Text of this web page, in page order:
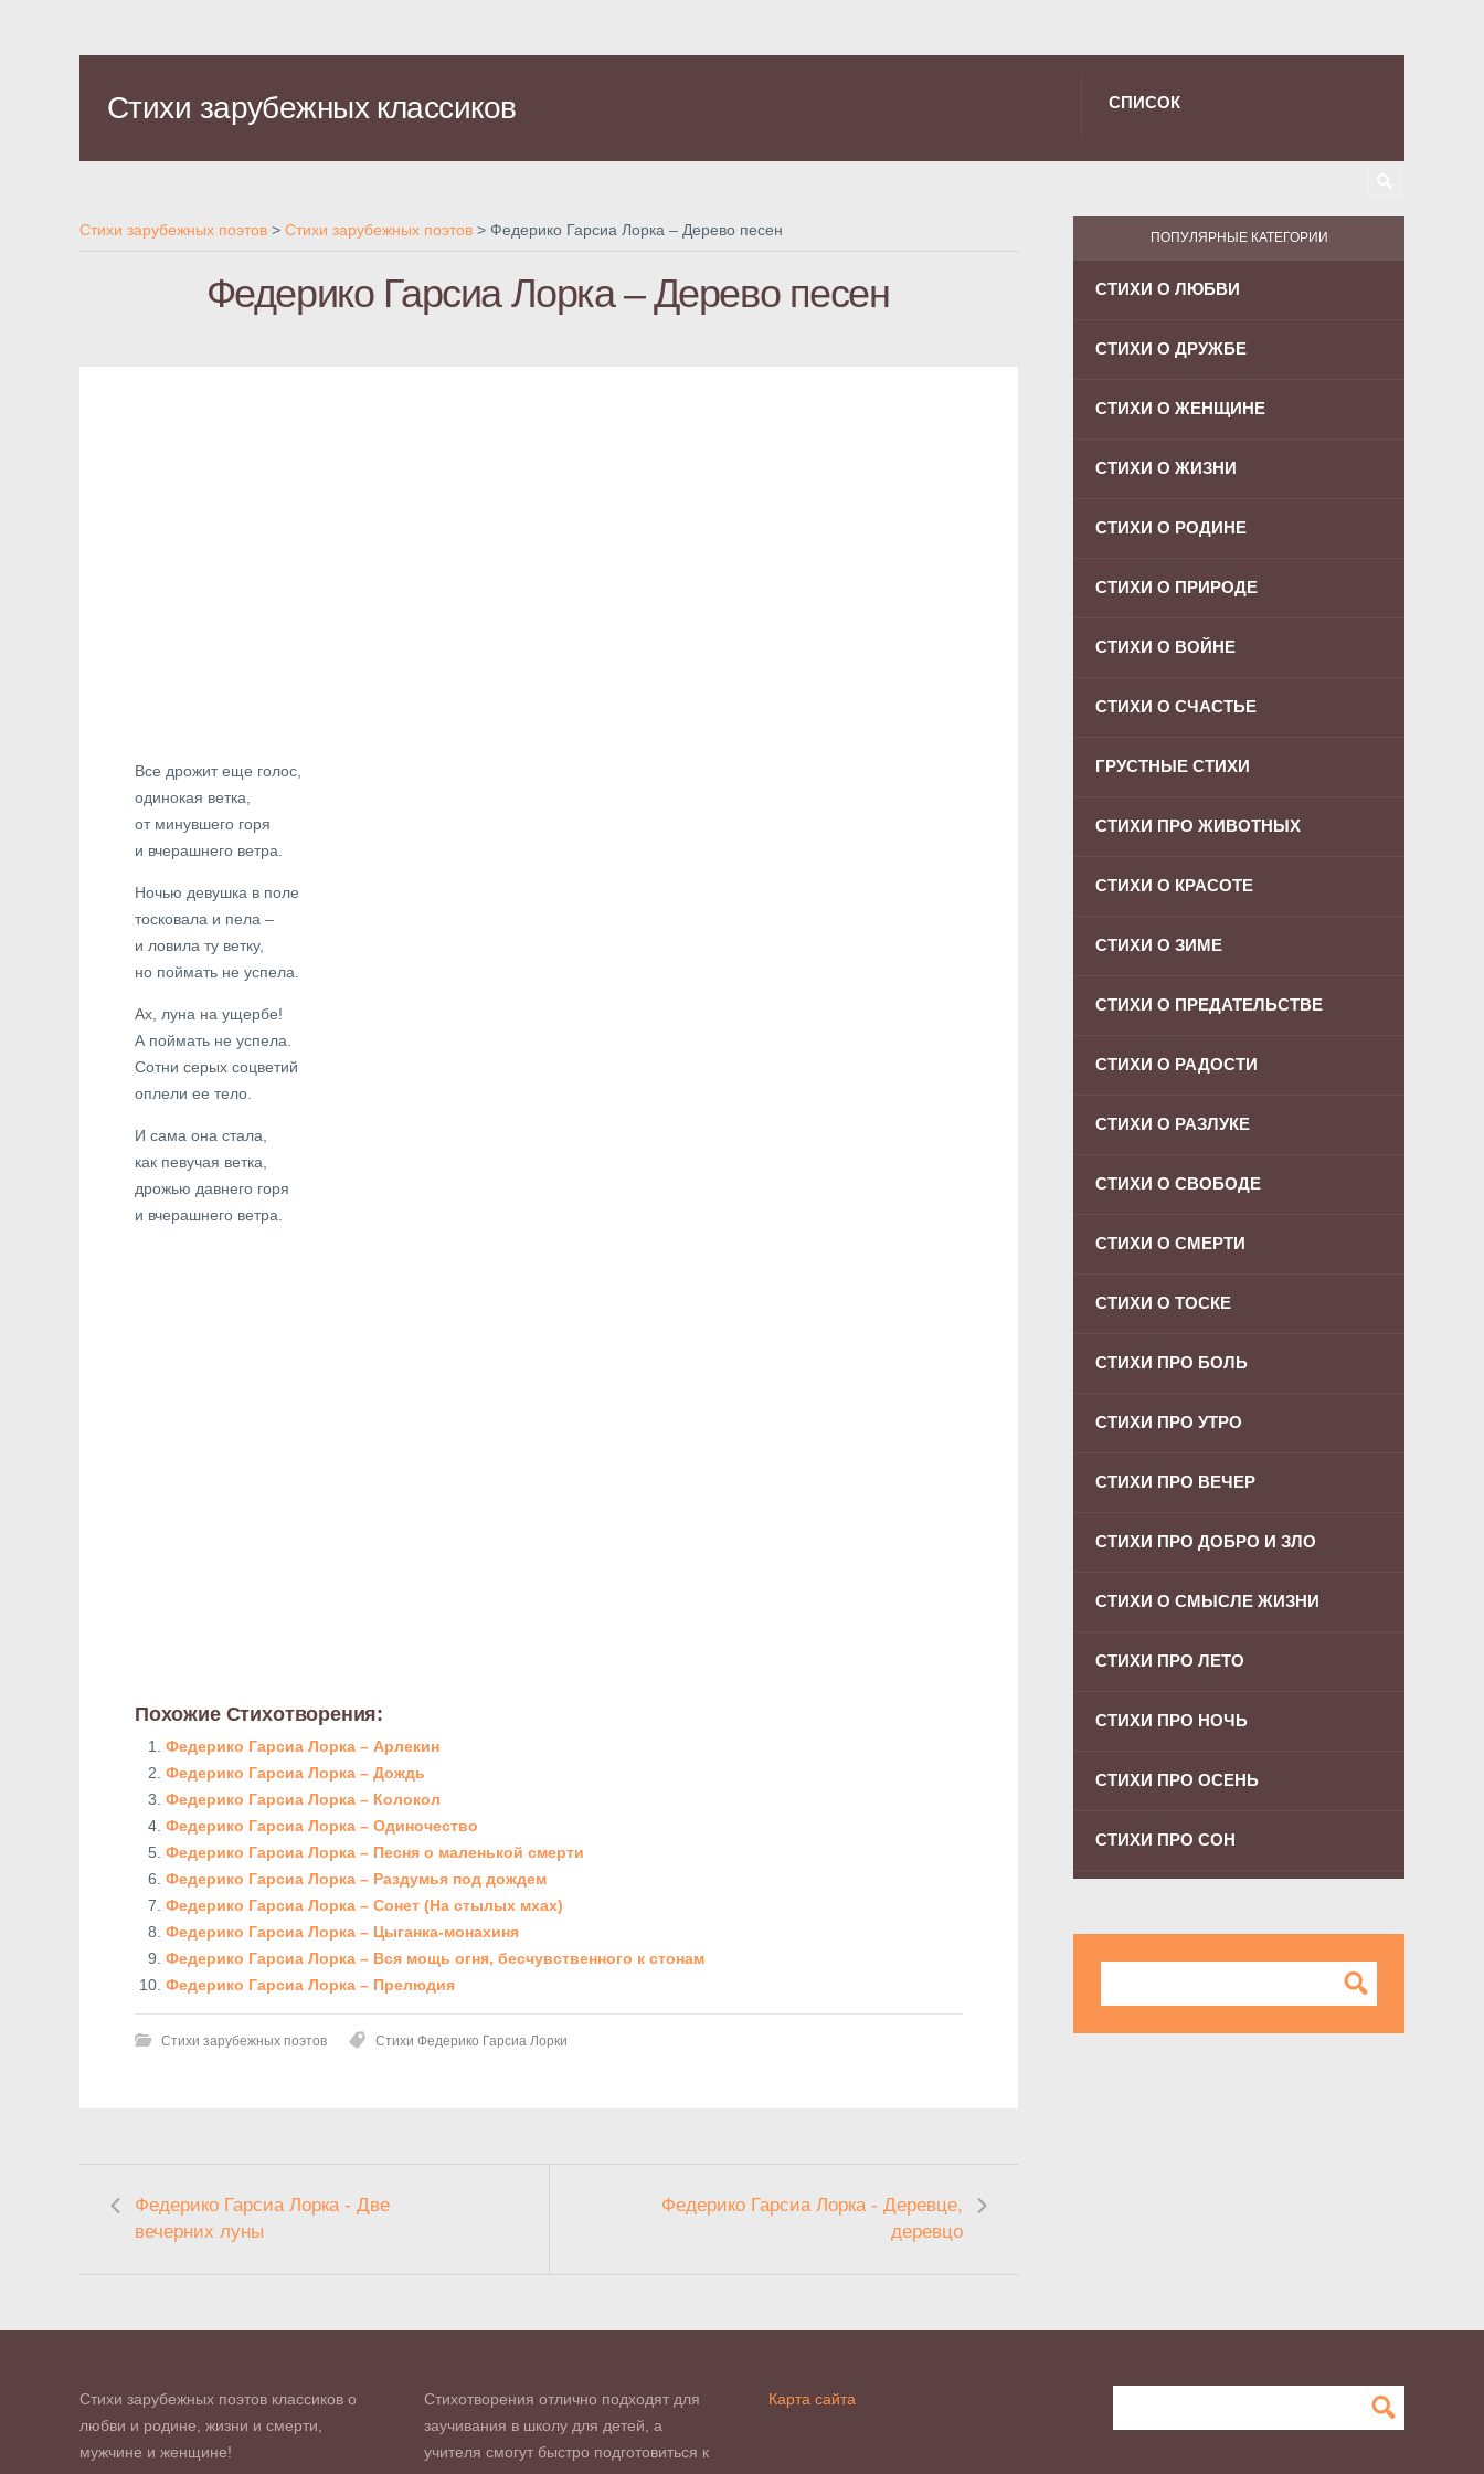
Стихи зарубежных классиков СПИСОК
Стихи зарубежных поэтов > Стихи зарубежных поэтов > Федерико Гарсиа Лорка – Дерево песен
Федерико Гарсиа Лорка – Дерево песен
Все дрожит еще голос,
одинокая ветка,
от минувшего горя
и вчерашнего ветра.
Ночью девушка в поле
тосковала и пела –
и ловила ту ветку,
но поймать не успела.
Ах, луна на ущербе!
А поймать не успела.
Сотни серых соцветий
оплели ее тело.
И сама она стала,
как певучая ветка,
дрожью давнего горя
и вчерашнего ветра.
Похожие Стихотворения:
Федерико Гарсиа Лорка – Арлекин
Федерико Гарсиа Лорка – Дождь
Федерико Гарсиа Лорка – Колокол
Федерико Гарсиа Лорка – Одиночество
Федерико Гарсиа Лорка – Песня о маленькой смерти
Федерико Гарсиа Лорка – Раздумья под дождем
Федерико Гарсиа Лорка – Сонет (На стылых мхах)
Федерико Гарсиа Лорка – Цыганка-монахиня
Федерико Гарсиа Лорка – Вся мощь огня, бесчувственного к стонам
Федерико Гарсиа Лорка – Прелюдия
Стихи зарубежных поэтов Стихи Федерико Гарсиа Лорки
Федерико Гарсиа Лорка - Две
вечерних луны
Федерико Гарсиа Лорка - Деревце,
деревцо
ПОПУЛЯРНЫЕ КАТЕГОРИИ
СТИХИ О ЛЮБВИ
СТИХИ О ДРУЖБЕ
СТИХИ О ЖЕНЩИНЕ
СТИХИ О ЖИЗНИ
СТИХИ О РОДИНЕ
СТИХИ О ПРИРОДЕ
СТИХИ О ВОЙНЕ
СТИХИ О СЧАСТЬЕ
ГРУСТНЫЕ СТИХИ
СТИХИ ПРО ЖИВОТНЫХ
СТИХИ О КРАСОТЕ
СТИХИ О ЗИМЕ
СТИХИ О ПРЕДАТЕЛЬСТВЕ
СТИХИ О РАДОСТИ
СТИХИ О РАЗЛУКЕ
СТИХИ О СВОБОДЕ
СТИХИ О СМЕРТИ
СТИХИ О ТОСКЕ
СТИХИ ПРО БОЛЬ
СТИХИ ПРО УТРО
СТИХИ ПРО ВЕЧЕР
СТИХИ ПРО ДОБРО И ЗЛО
СТИХИ О СМЫСЛЕ ЖИЗНИ
СТИХИ ПРО ЛЕТО
СТИХИ ПРО НОЧЬ
СТИХИ ПРО ОСЕНЬ
СТИХИ ПРО СОН
Стихи зарубежных поэтов классиков о
любви и родине, жизни и смерти,
мужчине и женщине!
Стихотворения отлично подходят для
заучивания в школу для детей, а
учителя смогут быстро подготовиться к
Карта сайта